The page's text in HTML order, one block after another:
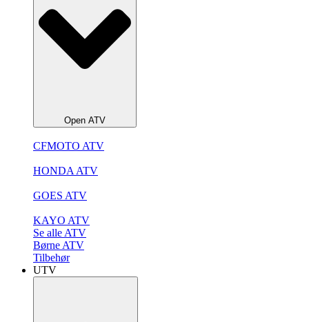
Open ATV
CFMOTO ATV
HONDA ATV
GOES ATV
KAYO ATV
Se alle ATV
Børne ATV
Tilbehør
UTV